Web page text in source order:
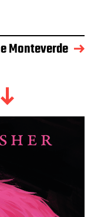
Monteverde